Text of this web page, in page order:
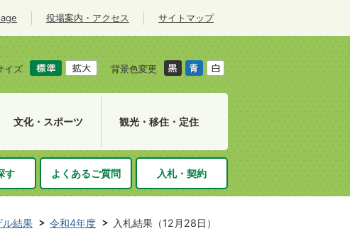
役場案内・アクセス サイトマップ
イズ 背景色変更
文化・スポーツ 観光・移住・定住
す よくあるご質問 入札・契約
ル結果 令和4年度 入札結果（12月28日）